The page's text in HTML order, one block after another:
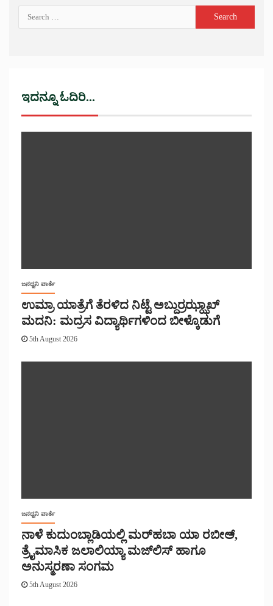
ಇದನ್ನೂ ಓದಿರಿ...
ಜನಧ್ವನಿ ವಾರ್ತೆ
ಉಮ್ರಾ ಯಾತ್ರೆಗೆ ತೆರಳಿದ ನಿಟ್ಟೆ ಅಬ್ದುರ್ರಝ್ಝಾಖ್
ಮದನಿ: ಮದ್ರಸ ವಿದ್ಯಾರ್ಥಿಗಳಿಂದ ಬೀಳ್ಕೊಡುಗೆ
5th August 2026
ಜನಧ್ವನಿ ವಾರ್ತೆ
ನಾಳೆ ಕುದುಂಬ್ಲಾಡಿಯಲ್ಲಿ ಮರ್‌‌ಹಬಾ ಯಾ ರಬೀಅ್,
ತ್ರೈಮಾಸಿಕ ಜಲಾಲಿಯ್ಯಾ ಮಜ್‌‌ಲಿಸ್‌‌ ಹಾಗೂ
ಅನುಸ್ಮರಣಾ ಸಂಗಮ
5th August 2026